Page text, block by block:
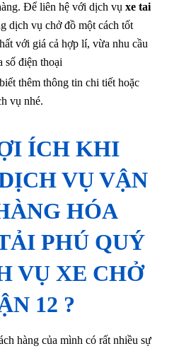
Để liên hệ với dịch vụ xe tai
dịch vụ chở đồ một cách tốt
với giá cả hợp lí, vừa nhu cầu
số điện thoại
thêm thông tin chi tiết hoặc
vụ nhé.
ÍCH KHI
VỤ VẬN
HÓA
PHÚ QUÝ
VỤ XE CHỞ
12 ?
hàng của mình có rất nhiều sự